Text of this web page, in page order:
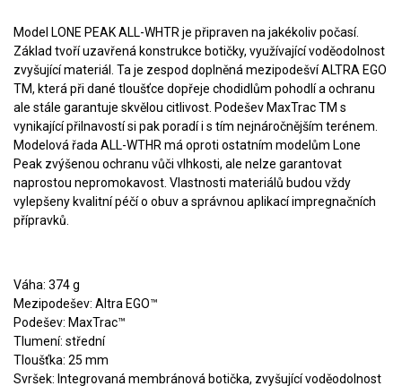
Model LONE PEAK ALL-WHTR je připraven na jakékoliv počasí.
Základ tvoří uzavřená konstrukce botičky, využívající voděodolnost
zvyšující materiál. Ta je zespod doplněná mezipodešví ALTRA EGO
TM, která při dané tloušťce dopřeje chodidlům pohodlí a ochranu
ale stále garantuje skvělou citlivost. Podešev MaxTrac TM s
vynikající přilnavostí si pak poradí i s tím nejnáročnějším terénem.
Modelová řada ALL-WTHR má oproti ostatním modelům Lone
Peak zvýšenou ochranu vůči vlhkosti, ale nelze garantovat
naprostou nepromokavost. Vlastnosti materiálů budou vždy
vylepšeny kvalitní péčí o obuv a správnou aplikací impregnačních
přípravků.
Váha: 374 g
Mezipodešev: Altra EGO™
Podešev: MaxTrac™
Tlumení: střední
Tloušťka: 25 mm
Svršek: Integrovaná membránová botička, zvyšující voděodolnost